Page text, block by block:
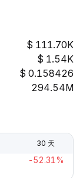
111.70K
1.54K
0.158426
294.54M
30 天
-52.31%